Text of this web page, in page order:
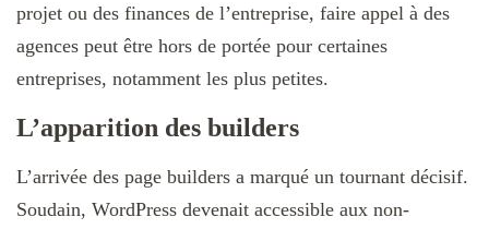
projet ou des finances de l’entreprise, faire appel à des
agences peut être hors de portée pour certaines
entreprises, notamment les plus petites.
L’apparition des builders
L’arrivée des page builders a marqué un tournant décisif.
Soudain, WordPress devenait accessible aux non-